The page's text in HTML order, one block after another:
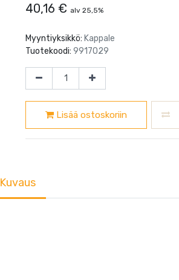
40,16 € alv 25,5%
Myyntiyksikkö: Kappale
Tuotekoodi: 9917029
Lisää ostoskoriin
Kuvaus